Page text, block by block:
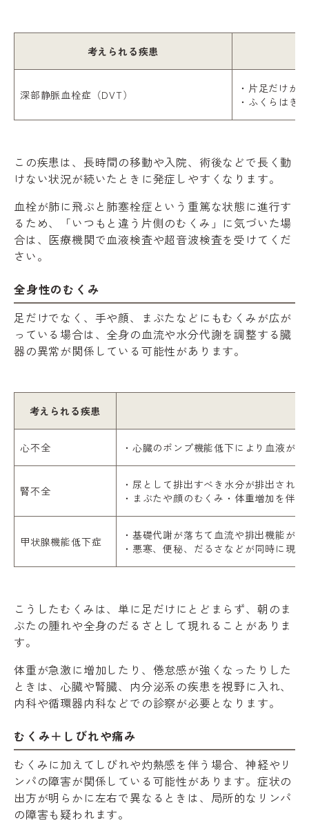
考えられる疾患
深部静脈血栓症（DVT）
・片足だけが
・ふくらはぎ
この疾患は、長時間の移動や入院、術後などで長く動
けない状況が続いたときに発症しやすくなります。
血栓が肺に飛ぶと肺塞栓症という重篤な状態に進行す
るため、「いつもと違う片側のむくみ」に気づいた場
合は、医療機関で血液検査や超音波検査を受けてくだ
さい。
全身性のむくみ
足だけでなく、手や顔、まぶたなどにもむくみが広が
っている場合は、全身の血流や水分代謝を調整する臓
器の異常が関係している可能性があります。
考えられる疾患
心不全 ・心臓のポンプ機能低下により血液が
腎不全
・尿として排出すべき水分が排出され
・まぶたや顔のむくみ・体重増加を伴
甲状腺機能低下症
・基礎代謝が落ちて血流や排出機能が
・悪寒、便秘、だるさなどが同時に現
こうしたむくみは、単に足だけにとどまらず、朝のま
ぶたの腫れや全身のだるさとして現れることがありま
す。
体重が急激に増加したり、倦怠感が強くなったりした
ときは、心臓や腎臓、内分泌系の疾患を視野に入れ、
内科や循環器内科などでの診察が必要となります。
むくみ＋しびれや痛み
むくみに加えてしびれや灼熱感を伴う場合、神経やリ
ンパの障害が関係している可能性があります。症状の
出方が明らかに左右で異なるときは、局所的なリンパ
の障害も疑われます。